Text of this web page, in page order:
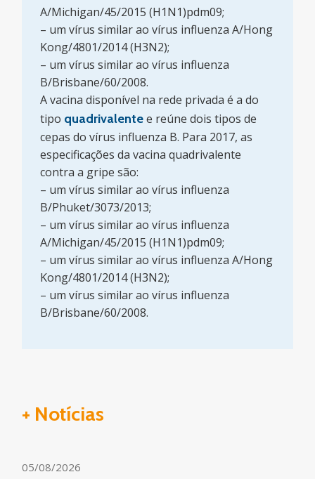
A/Michigan/45/2015 (H1N1)pdm09;
– um vírus similar ao vírus influenza A/Hong
Kong/4801/2014 (H3N2);
– um vírus similar ao vírus influenza
B/Brisbane/60/2008.
A vacina disponível na rede privada é a do
tipo quadrivalentee reúne dois tipos de
cepas do vírus influenza B. Para 2017, as
especificações da vacina quadrivalente
contra a gripe são:
– um vírus similar ao vírus influenza
B/Phuket/3073/2013;
– um vírus similar ao vírus influenza
A/Michigan/45/2015 (H1N1)pdm09;
– um vírus similar ao vírus influenza A/Hong
Kong/4801/2014 (H3N2);
– um vírus similar ao vírus influenza
B/Brisbane/60/2008.
+ Notícias
05/08/2026